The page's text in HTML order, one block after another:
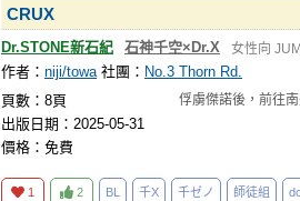
CRUX
Dr.STONE新石紀 石神千空×Dr.X 女性向
作者： niji/towa 社團： No.3 Thorn Rd.
頁數：8頁
出版日期：2025-05-31
價格：免費
俘虜傑諾後，前往
1 2 BL 千X 千ゼノ 師徒組